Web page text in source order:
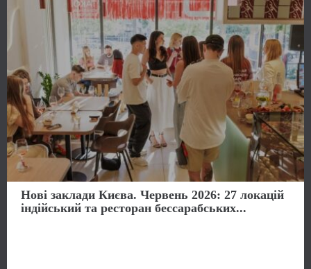
Нові заклади Києва. Червень 2026: 27 локацій
індійський та ресторан бессарабських...